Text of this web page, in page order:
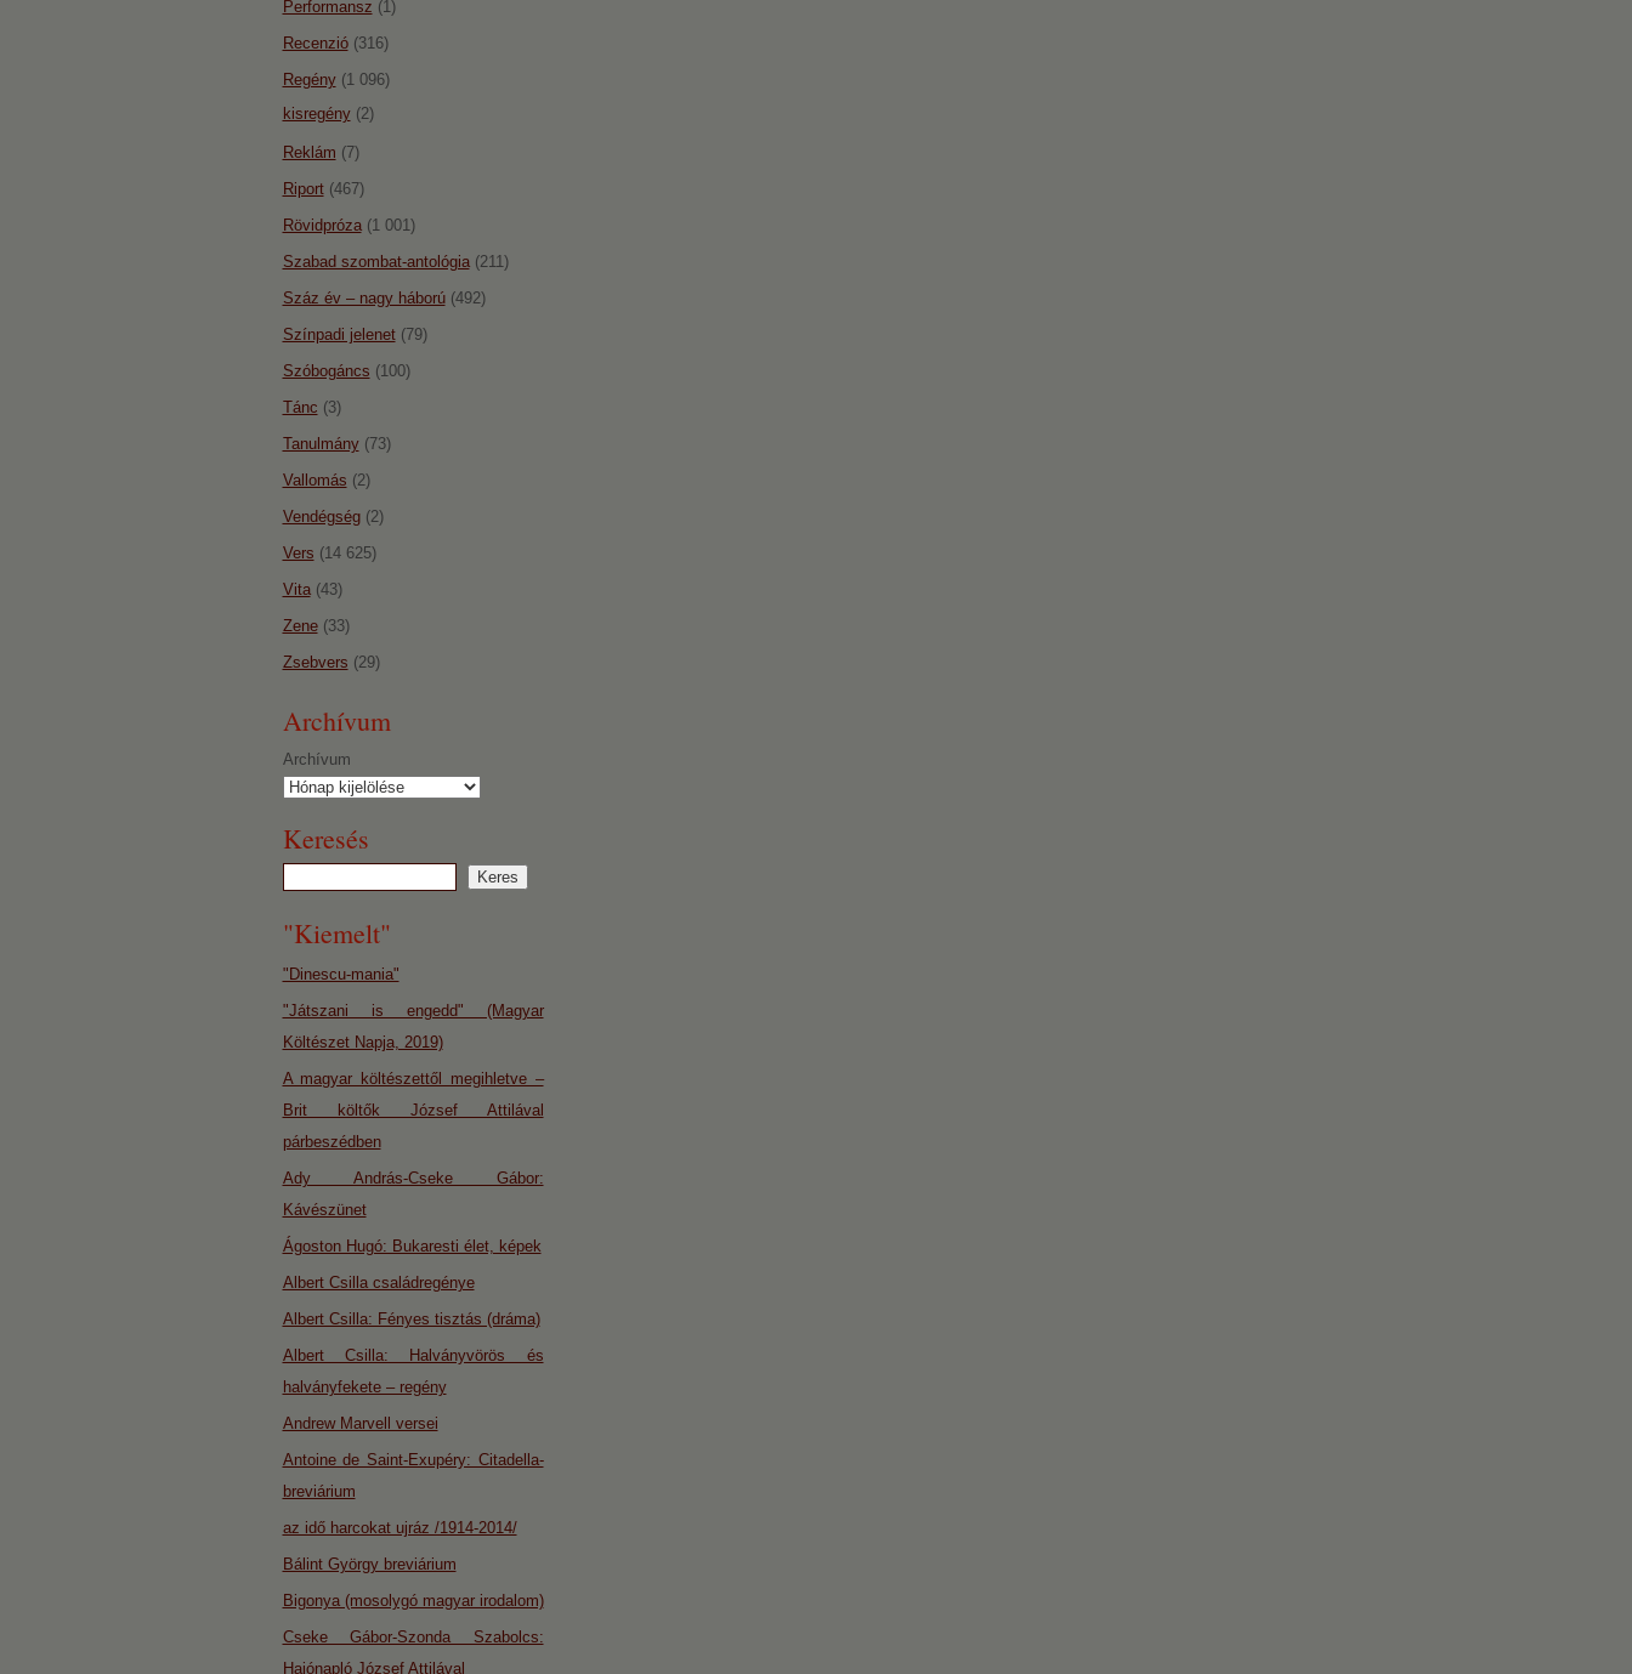
Performansz (1)
Recenzió(316)
Regény(1 096)
kisregény(2)
Reklám (7)
Riport(467)
Rövidpróza(1 001)
Szabad szombat-antológia(211)
Száz év – nagy háború(492)
Színpadi jelenet(79)
Szóbogáncs (100)
Tánc (3)
Tanulmány(73)
Vallomás (2)
Vendégség(2)
Vers (14 625)
Vita(43)
Zene(33)
Zsebvers (29)
Archívum
Archívum
Keresés
"Kiemelt"
"Dinescu-mania"
"Játszani is engedd" (Magyar
Költészet Napja, 2019)
A magyar költészettől megihletve –
Brit költők József Attilával
párbeszédben
Ady András-Cseke Gábor:
Kávészünet
Ágoston Hugó: Bukaresti élet, képek
Albert Csilla családregénye
Albert Csilla: Fényes tisztás (dráma)
Albert Csilla: Halványvörös és
halványfekete – regény
Andrew Marvell versei
Antoine de Saint-Exupéry: Citadella-
breviárium
az idő harcokat ujráz /1914-2014/
Bálint György breviárium
Bigonya (mosolygó magyar irodalom)
Cseke Gábor-Szonda Szabolcs:
Hajónapló József Attilával